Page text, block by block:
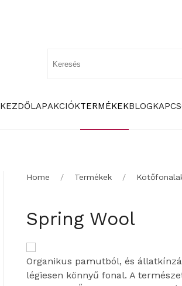
KEZDŐLAPAKCIÓKTERMÉKEKBLOG
Home Termékek
Spring Wool
Organikus pamutból, és
légiesen könnyű fonal. A